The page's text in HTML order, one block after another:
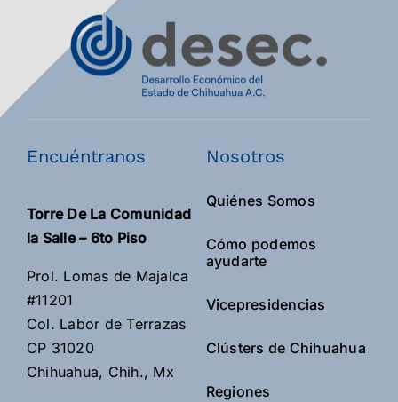
Encuéntranos
Torre De La Comunidad
la Salle – 6to Piso
Prol. Lomas de Majalca
#11201
Col. Labor de Terrazas
CP 31020
Chihuahua, Chih., Mx
Nosotros
Quiénes Somos
Cómo podemos
ayudarte
Vicepresidencias
Clústers de Chihuahua
Regiones